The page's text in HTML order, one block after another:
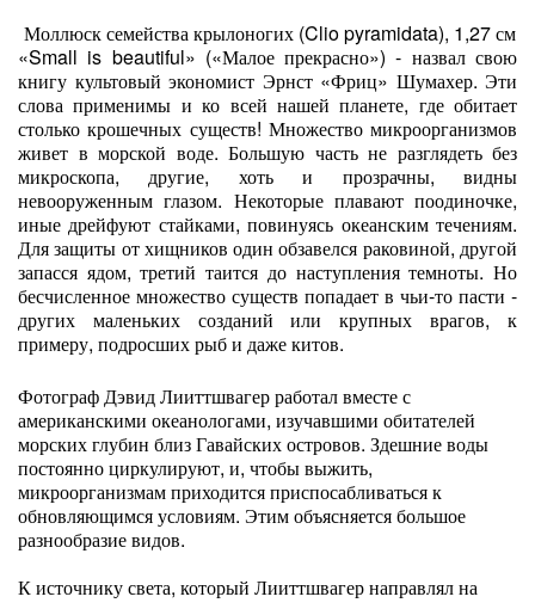
Моллюск семейства крылоногих (Clio pyramidata), 1,27 см
«Small is beautiful» («Малое прекрасно») - назвал свою
книгу культовый экономист Эрнст «Фриц» Шумахер. Эти
слова применимы и ко всей нашей планете, где обитает
столько крошечных существ! Множество микроорганизмов
живет в морской воде. Большую часть не разглядеть без
микроскопа, другие, хоть и прозрачны, видны
невооруженным глазом. Некоторые плавают поодиночке,
иные дрейфуют стайками, повинуясь океанским течениям.
Для защиты от хищников один обзавелся раковиной, другой
запасся ядом, третий таится до наступления темноты. Но
бесчисленное множество существ попадает в чьи-то пасти -
других маленьких созданий или крупных врагов, к
примеру, подросших рыб и даже китов.
Фотограф Дэвид Лииттшвагер работал вместе с
американскими океанологами, изучавшими обитателей
морских глубин близ Гавайских островов. Здешние воды
постоянно циркулируют, и, чтобы выжить,
микроорганизмам приходится приспосабливаться к
обновляющимся условиям. Этим объясняется большое
разнообразие видов.
К источнику света, который Лииттшвагер направлял на